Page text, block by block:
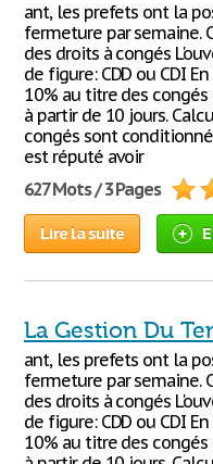
ant, les prefets ont la
fermeture par semaine.
des droits à congés
de figure: CDD ou CDI
10% au titre des congés
à partir de 10 jours.
congés sont
est réputé avoir
627 Mots / 3 Pages
Lire la suite
La Gestion Du
ant, les prefets ont la
fermeture par semaine.
des droits à congés
de figure: CDD ou CDI
10% au titre des congés